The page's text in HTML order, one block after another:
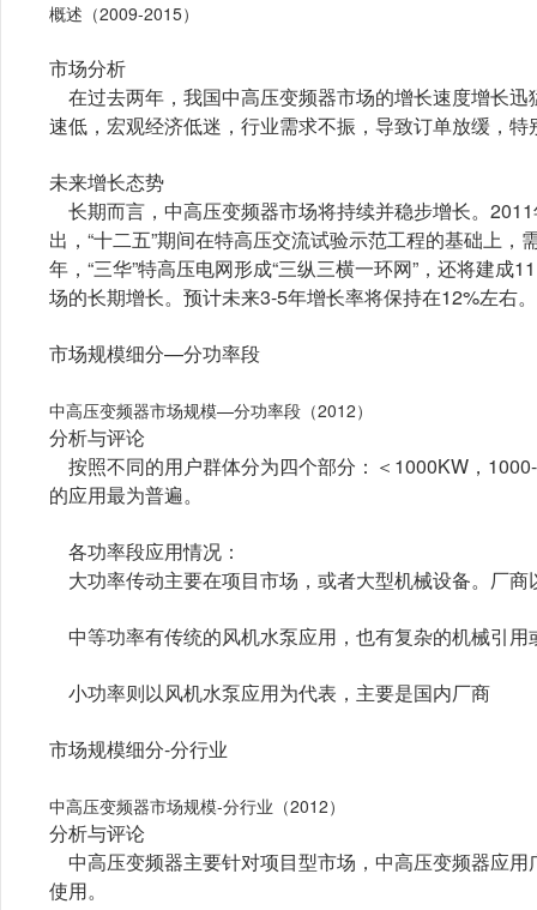
概述（2009-2015）
市场分析
在过去两年，我国中高压变频器市场的增长速度增长
速低，宏观经济低迷，行业需求不振，导致订单放缓，
未来增长态势
长期而言，中高压变频器市场将持续并稳步增长。
出，“十二五”期间在特高压交流试验示范工程的基础上，
年，“三华”特高压电网形成“三纵三横一环网”，还将建
场的长期增长。预计未来3-5年增长率将保持在12%左右。
市场规模细分—分功率段
中高压变频器市场规模—分功率段（2012）
分析与评论
按照不同的用户群体分为四个部分：＜1000KW，
的应用最为普遍。
各功率段应用情况：
大功率传动主要在项目市场，或者大型机械设备。厂商
中等功率有传统的风机水泵应用，也有复杂的机械引
小功率则以风机水泵应用为代表，主要是国内厂商
市场规模细分-分行业
中高压变频器市场规模-分行业（2012）
分析与评论
中高压变频器主要针对项目型市场，中高压变频器应
使用。